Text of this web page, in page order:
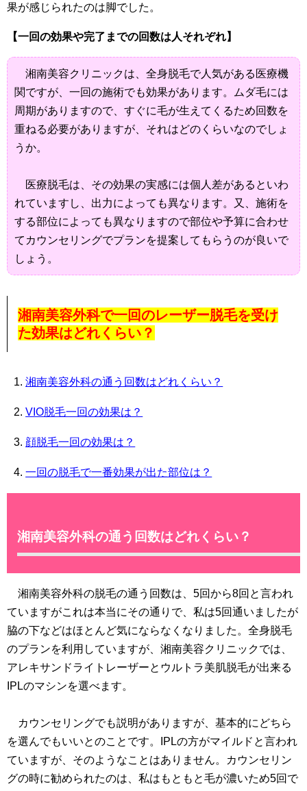
果が感じられたのは脚でした。
【一回の効果や完了までの回数は人それぞれ】
湘南美容クリニックは、全身脱毛で人気がある医療機
関ですが、一回の施術でも効果があります。ムダ毛には
周期がありますので、すぐに毛が生えてくるため回数を
重ねる必要がありますが、それはどのくらいなのでしょ
うか。
医療脱毛は、その効果の実感には個人差があるといわ
れていますし、出力によっても異なります。又、施術を
する部位によっても異なりますので部位や予算に合わせ
てカウンセリングでプランを提案してもらうのが良いで
しょう。
湘南美容外科で一回のレーザー脱毛を受け
た効果はどれくらい？
湘南美容外科の通う回数はどれくらい？
VIO脱毛一回の効果は？
顔脱毛一回の効果は？
一回の脱毛で一番効果が出た部位は？
湘南美容外科の通う回数はどれくらい？
湘南美容外科の脱毛の通う回数は、5回から8回と言われ
ていますがこれは本当にその通りで、私は5回通いましたが
脇の下などはほとんど気にならなくなりました。全身脱毛
のプランを利用していますが、湘南美容クリニックでは、
アレキサンドライトレーザーとウルトラ美肌脱毛が出来る
IPLのマシンを選べます。
カウンセリングでも説明がありますが、基本的にどちら
を選んでもいいとのことです。IPLの方がマイルドと言われ
ていますが、そのようなことはありません。カウンセリン
グの時に勧められたのは、私はもともと毛が濃いため5回で